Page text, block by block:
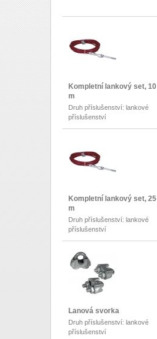
Kompletní lankový set, 10
m
Druh příslušenství: lankové
příslušenství
Kompletní lankový set, 25
m
Druh příslušenství: lankové
příslušenství
Lanová svorka
Druh příslušenství: lankové
příslušenství